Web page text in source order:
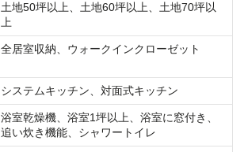
土地50坪以上、土地60坪以上、土地70坪以
上
全居室収納、ウォークインクローゼット
システムキッチン、対面式キッチン
浴室乾燥機、浴室1坪以上、浴室に窓付き、
追い炊き機能、シャワートイレ